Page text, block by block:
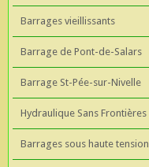
Barrages vieillissants
Barrage de Pont-de-Salars
Barrage St-Pée-sur-Nivelle
Hydraulique Sans Frontières
Barrages sous haute tension